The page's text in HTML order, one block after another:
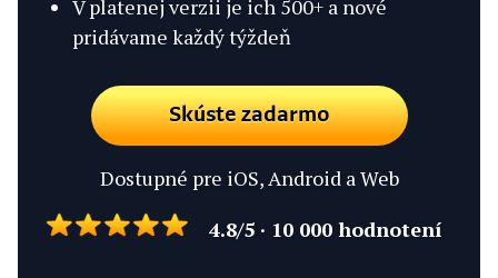
V platenej verzii je ich 500+ a nové
pridávame každý týždeň
Skúste zadarmo
Dostupné pre iOS, Android a Web
4.8/5 · 10 000 hodnotení